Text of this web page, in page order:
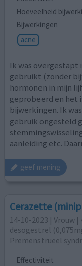
Hoeveelheid
Bijwerkingen
acne
Ik was overgestapt
gebruikt (zonder
hormonen in mijn
geprobeerd en het
bijwerkingen. Ik
gebruik ongesteld
aanleiding etc.
geef mening
Cerazette
14-10-2023 | Vrouw |
desogestrel
Premenstrueel
Effectiviteit